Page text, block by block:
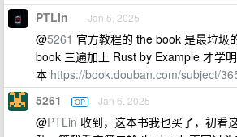
PTLin Jan 5, 2025
@5261 官方教程的 the book 是最垃圾
book 三遍加上 Rust by Example 才学
本 https://book.douban.com/subject/
5261 OP Jan 6, 2025
@PTLin 收到，这本书我也买了，初看